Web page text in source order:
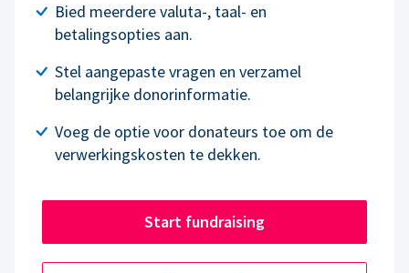
Bied meerdere valuta-, taal- en
betalingsopties aan.
Stel aangepaste vragen en verzamel
belangrijke donorinformatie.
Voeg de optie voor donateurs toe om de
verwerkingskosten te dekken.
Start fundraising